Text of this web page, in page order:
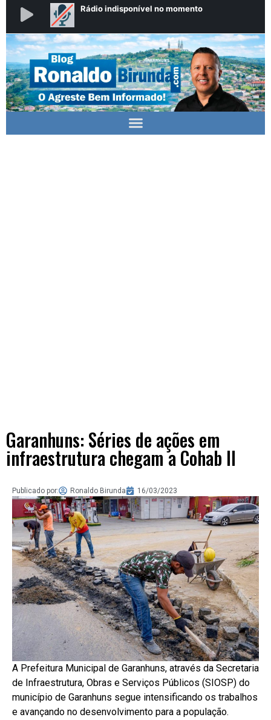
Garanhuns: Séries de ações em
infraestrutura chegam a Cohab II
Publicado por: Ronaldo Birunda 16/03/2023
A Prefeitura Municipal de Garanhuns, através da Secretaria
de Infraestrutura, Obras e Serviços Públicos (SIOSP) do
município de Garanhuns segue intensificando os trabalhos
e avançando no desenvolvimento para a população.